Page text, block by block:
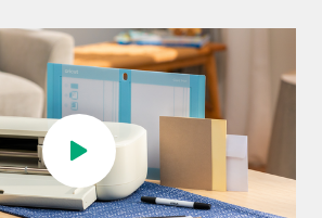
Jouer la vidéo